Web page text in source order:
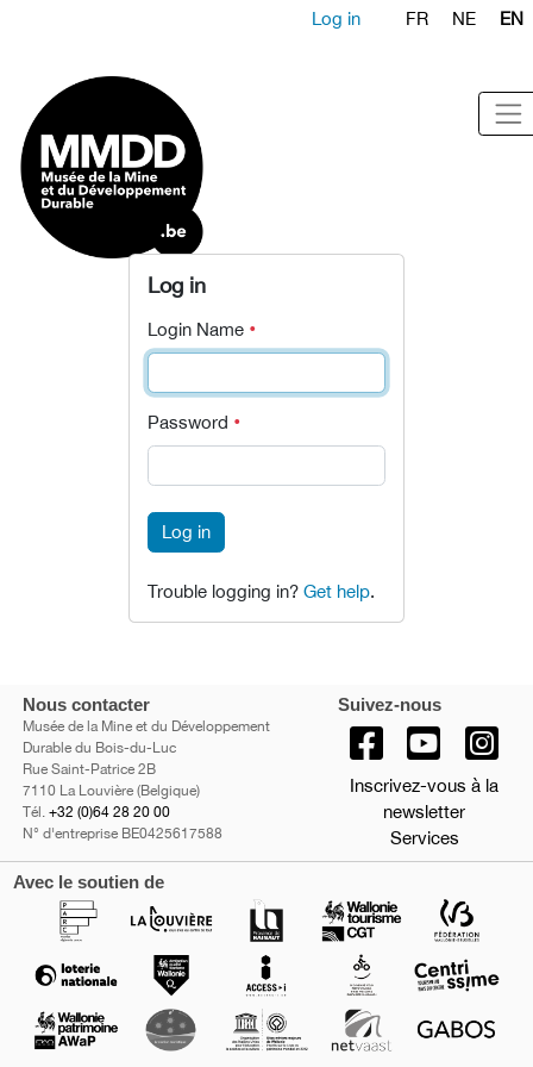
Log in FR NE EN
Log in
Login Name
Password
Log in
Trouble logging in? Get help.
Nous contacter
Musée de la Mine et du Développement
Durable du Bois-du-Luc
Rue Saint-Patrice 2B
7110 La Louvière (Belgique)
Tél. +32 (0)64 28 20 00
N° d'entreprise BE0425617588
Suivez-nous
Inscrivez-vous à la
newsletter
Services
Avec le soutien de